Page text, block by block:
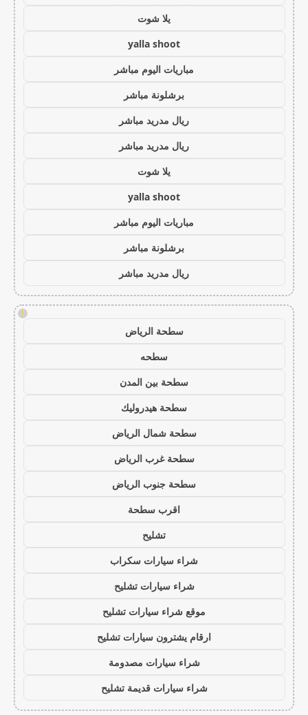
يلا شوت
yalla shoot
مباريات اليوم مباشر
برشلونة مباشر
ريال مدريد مباشر
ريال مدريد مباشر
يلا شوت
yalla shoot
مباريات اليوم مباشر
برشلونة مباشر
ريال مدريد مباشر
!
سطحة الرياض
سطحه
سطحة بين المدن
سطحة هيدروليك
سطحة شمال الرياض
سطحة غرب الرياض
سطحة جنوب الرياض
اقرب سطحة
تشليح
شراء سيارات سكراب
شراء سيارات تشليح
موقع شراء سيارات تشليح
ارقام يشترون سيارات تشليح
شراء سيارات مصدومة
شراء سيارات قديمة تشليح